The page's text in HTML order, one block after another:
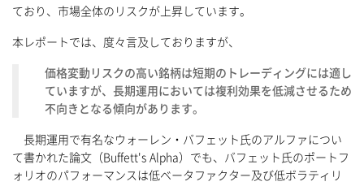
ており、市場全体のリスクが上昇しています。
本レポートでは、度々言及しておりますが、
価格変動リスクの高い銘柄は短期のトレーディングには適し
ていますが、長期運用においては複利効果を低減させるため
不向きとなる傾向があります。
長期運用で有名なウォーレン・バフェット氏のアルファについ
て書かれた論文（Buffett's Alpha）でも、バフェット氏のポートフ
ォリオのパフォーマンスは低ベータファクター及び低ボラティリ